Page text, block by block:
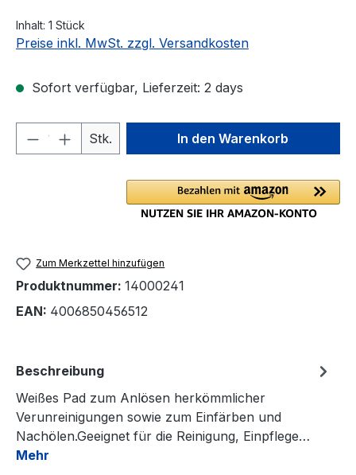
Inhalt: 1 Stück
Preise inkl. MwSt. zzgl. Versandkosten
Sofort verfügbar, Lieferzeit: 2 days
Produkt Anzahl: Gib den
Stk. In den Warenkorb
Zum Merkzettel hinzufügen
Produktnummer: 14000241
EAN: 4006850456512
Beschreibung
Weißes Pad zum Anlösen herkömmlicher
Verunreinigungen sowie zum Einfärben und
Nachölen.Geeignet für die Reinigung, Einpflege…
Mehr